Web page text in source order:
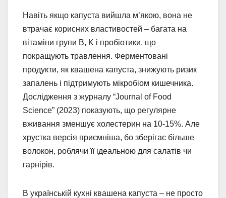
Навіть якщо капуста вийшла м’якою, вона не
втрачає корисних властивостей – багата на
вітаміни групи B, K і пробіотики, що
покращують травлення. Ферментовані
продукти, як квашена капуста, знижують ризик
запалень і підтримують мікробіом кишечника.
Дослідження з журналу “Journal of Food
Science” (2023) показують, що регулярне
вживання зменшує холестерин на 10-15%. Але
хрустка версія приємніша, бо зберігає більше
волокон, роблячи її ідеальною для салатів чи
гарнірів.
В українській кухні квашена капуста – не просто